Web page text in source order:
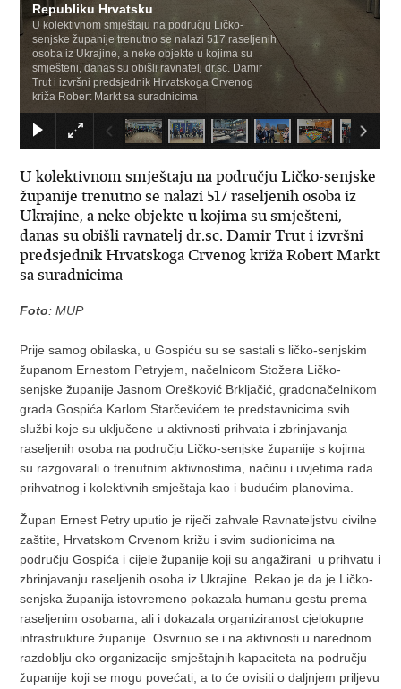
Republiku Hrvatsku
U kolektivnom smještaju na području Ličko-
senjske županije trenutno se nalazi 517 raseljenih
osoba iz Ukrajine, a neke objekte u kojima su
smješteni, danas su obišli ravnatelj dr.sc. Damir
Trut i izvršni predsjednik Hrvatskoga Crvenog
križa Robert Markt sa suradnicima
U kolektivnom smještaju na području Ličko-senjske
županije trenutno se nalazi 517 raseljenih osoba iz
Ukrajine, a neke objekte u kojima su smješteni,
danas su obišli ravnatelj dr.sc. Damir Trut i izvršni
predsjednik Hrvatskoga Crvenog križa Robert Markt
sa suradnicima
Foto: MUP
Prije samog obilaska, u Gospiću su se sastali s ličko-senjskim
županom Ernestom Petryjem, načelnicom Stožera Ličko-
senjske županije Jasnom Orešković Brkljačić, gradonačelnikom
grada Gospića Karlom Starčevićem te predstavnicima svih
službi koje su uključene u aktivnosti prihvata i zbrinjavanja
raseljenih osoba na području Ličko-senjske županije s kojima
su razgovarali o trenutnim aktivnostima, načinu i uvjetima rada
prihvatnog i kolektivnih smještaja kao i budućim planovima.
Župan Ernest Petry uputio je riječi zahvale Ravnateljstvu civilne
zaštite, Hrvatskom Crvenom križu i svim sudionicima na
području Gospića i cijele županije koji su angažirani u prihvatu i
zbrinjavanju raseljenih osoba iz Ukrajine. Rekao je da je Ličko-
senjska županija istovremeno pokazala humanu gestu prema
raseljenim osobama, ali i dokazala organiziranost cjelokupne
infrastrukture županije. Osvrnuo se i na aktivnosti u narednom
razdoblju oko organizacije smještajnih kapaciteta na području
županije koji se mogu povećati, a to će ovisiti o daljnjem priljevu